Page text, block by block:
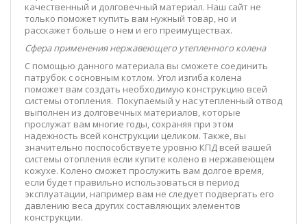
качественный и долговечный материал. Наш сайт не
только поможет купить вам нужный товар, но и
расскажет больше о нем и его преимуществах.
Сфера применения нержавеющего утепленного колена
С помощью данного материала вы сможете соединить
патрубок с основным котлом. Угол изгиба колена
поможет вам создать необходимую конструкцию всей
системы отопления. Покупаемый у нас утепленный отвод
выполнен из долговечных материалов, которые
прослужат вам многие годы, сохраняя при этом
надежность всей конструкции целиком. Также, вы
значительно поспособствуете уровню КПД всей вашей
системы отопления если купите колено в нержавеющем
кожухе. Колено сможет прослужить вам долгое время,
если будет правильно использоваться в период
эксплуатации, например вам не следует подвергать его
давлению веса других составляющих элементов
конструкции.